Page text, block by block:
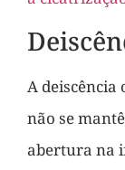
A deiscência
não se
abertura na